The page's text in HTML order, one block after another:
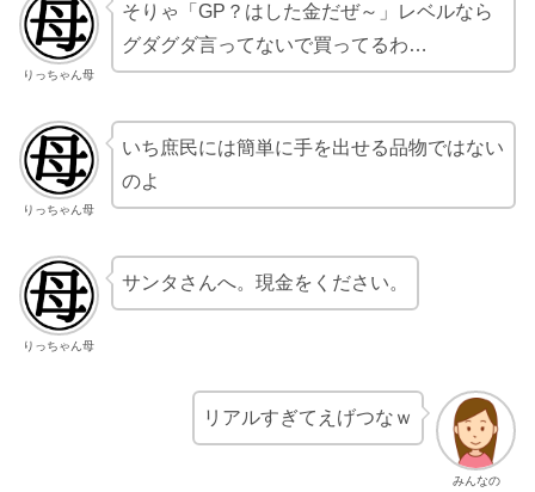
りっちゃん母
そりゃ「GP？はした金だぜ～」レベルなら
グダグダ言ってないで買ってるわ…
りっちゃん母
いち庶民には簡単に手を出せる品物ではない
のよ
りっちゃん母
サンタさんへ。現金をください。
みんなの
リアルすぎてえげつなｗ